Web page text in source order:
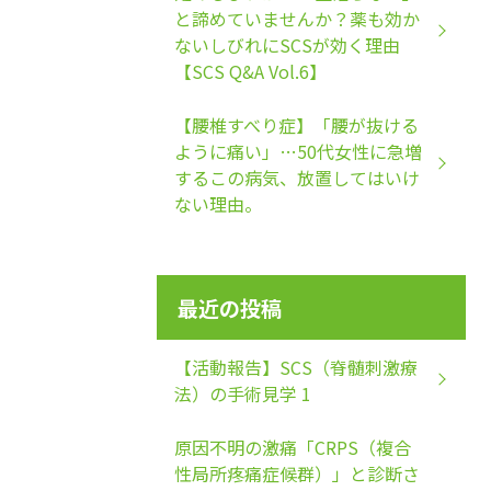
と諦めていませんか？薬も効か
ないしびれにSCSが効く理由
【SCS Q&A Vol.6】
【腰椎すべり症】「腰が抜ける
ように痛い」…50代女性に急増
するこの病気、放置してはいけ
ない理由。
最近の投稿
【活動報告】SCS（脊髄刺激療
法）の手術見学 1
原因不明の激痛「CRPS（複合
性局所疼痛症候群）」と診断さ